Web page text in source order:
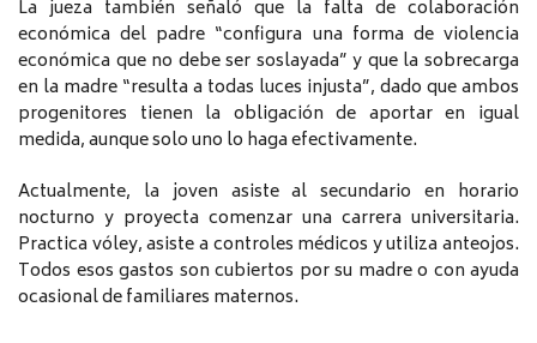
La jueza también señaló que la falta de colaboración
económica del padre “configura una forma de violencia
económica que no debe ser soslayada” y que la sobrecarga
en la madre “resulta a todas luces injusta”, dado que ambos
progenitores tienen la obligación de aportar en igual
medida, aunque solo uno lo haga efectivamente.
Actualmente, la joven asiste al secundario en horario
nocturno y proyecta comenzar una carrera universitaria.
Practica vóley, asiste a controles médicos y utiliza anteojos.
Todos esos gastos son cubiertos por su madre o con ayuda
ocasional de familiares maternos.